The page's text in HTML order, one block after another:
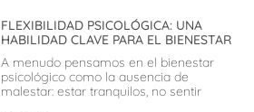
FLEXIBILIDAD PSICOLÓGICA: UNA
HABILIDAD CLAVE PARA EL BIENESTAR
A menudo pensamos en el bienestar
psicológico como la ausencia de
malestar: estar tranquilos, no sentir